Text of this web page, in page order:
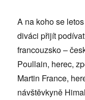
A na koho se
diváci přijít
francouzsko –
Poullain, herec,
Martin France,
návštěvkyně